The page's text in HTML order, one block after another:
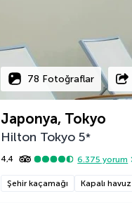
78 Fotoğraflar
Japonya, Tokyo
Hilton Tokyo 5*
4,4 6.375 yorum
Şehir kaçamağı Kapalı havuz